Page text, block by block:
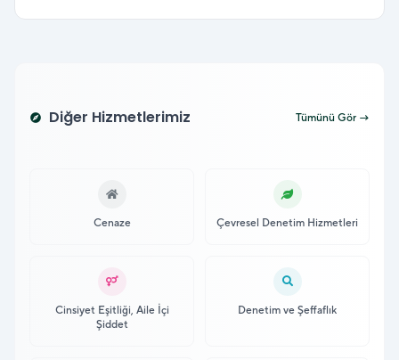
explore Diğer Hizmetlerimiz Tümünü Gör →
Cenaze Çevresel Denetim Hizmetleri
Cinsiyet Eşitliği, Aile İçi
Şiddet
Denetim ve Şeffaflık